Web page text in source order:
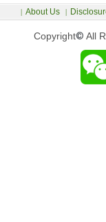
Copyright© All
| About Us |